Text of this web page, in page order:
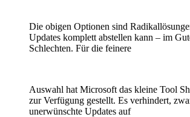
Die obigen Optionen sind
Updates komplett abstellen kann – im
Schlechten. Für die feinere
Auswahl hat Microsoft das kleine Tool
zur Verfügung gestellt. Es verhindert,
unerwünschte Updates auf